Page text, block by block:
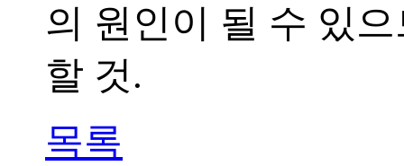
의 원인이 될 수 있
할 것.
목록